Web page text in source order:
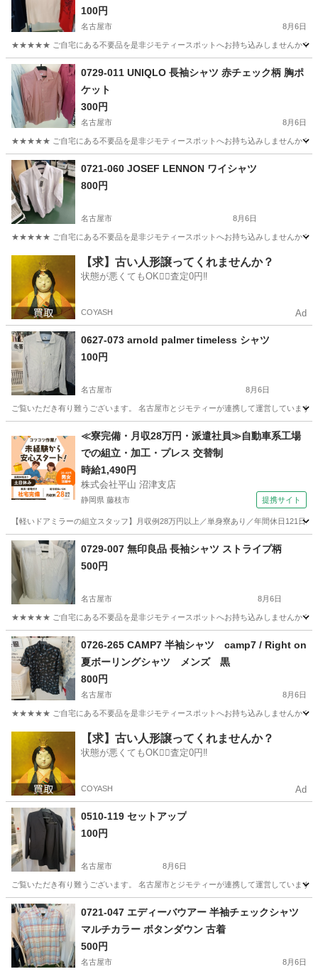
100円
名古屋市 8月6日
★★★★★ ご自宅にある不要品を是非ジモティースポットへお持ち込みしませんか？
愛知 名古屋市 0729-011 UNIQLO 長袖シャツ 赤チェック柄 胸ポ
ケット
300円
名古屋市 8月6日
★★★★★ ご自宅にある不要品を是非ジモティースポットへお持ち込みしませんか？
愛知 名古屋市 0721-060 JOSEF LENNON ワイシャツ
800円
名古屋市 8月6日
★★★★★ ご自宅にある不要品を是非ジモティースポットへお持ち込みしませんか？
シャツ JOSEF
【求】古い人形譲ってくれませんか？
状態が悪くてもOK🙆‍♀️査定0円‼️
COYASH Ad
0627-073 arnold palmer timeless シャツ
100円
名古屋市 8月6日
ご覧いただき有り難うございます。 名古屋市とジモティーが連携して運営してい
シャツ リユース
≪寮完備・月収28万円・派遣社員≫自動車系工場
での組立・加工・プレス 交替制
時給1,490円
株式会社平山 沼津支店
静岡県 藤枝市 提携サイト
【軽いドアミラーの組立スタッフ】月収例28万円以上／単身寮あり／年間休日121
静岡 藤枝市
0729-007 無印良品 長袖シャツ ストライプ柄
500円
名古屋市 8月6日
★★★★★ ご自宅にある不要品を是非ジモティースポットへお持ち込みしませんか？
愛知 名古屋市 0726-265 CAMP7 半袖シャツ camp7 / Right on
夏ボーリングシャツ メンズ 黒
800円
名古屋市 8月6日
★★★★★ ご自宅にある不要品を是非ジモティースポットへお持ち込みしませんか？
シャツ MP7
【求】古い人形譲ってくれませんか？
状態が悪くてもOK🙆‍♀️査定0円‼️
COYASH Ad
0510-119 セットアップ
100円
名古屋市 8月6日
ご覧いただき有り難うございます。 名古屋市とジモティーが連携して運営してい
愛知 名古屋市 服/ファッション リユース
0721-047 エディーバウアー 半袖チェックシャツ
マルチカラー ボタンダウン 古着
500円
名古屋市 8月6日